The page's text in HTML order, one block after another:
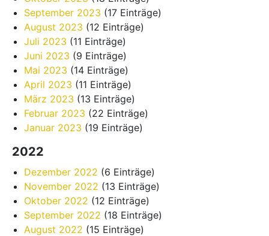
September 2023 (17 Einträge)
August 2023 (12 Einträge)
Juli 2023 (11 Einträge)
Juni 2023 (9 Einträge)
Mai 2023 (14 Einträge)
April 2023 (11 Einträge)
März 2023 (13 Einträge)
Februar 2023 (22 Einträge)
Januar 2023 (19 Einträge)
2022
Dezember 2022 (6 Einträge)
November 2022 (13 Einträge)
Oktober 2022 (12 Einträge)
September 2022 (18 Einträge)
August 2022 (15 Einträge)